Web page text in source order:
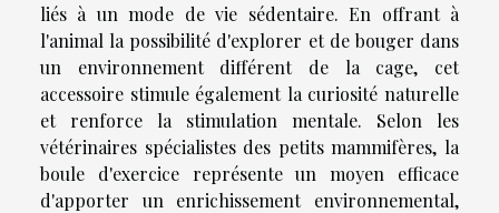
liés à un mode de vie sédentaire. En offrant à
l'animal la possibilité d'explorer et de bouger dans
un environnement différent de la cage, cet
accessoire stimule également la curiosité naturelle
et renforce la stimulation mentale. Selon les
vétérinaires spécialistes des petits mammifères, la
boule d'exercice représente un moyen efficace
d'apporter un enrichissement environnemental,